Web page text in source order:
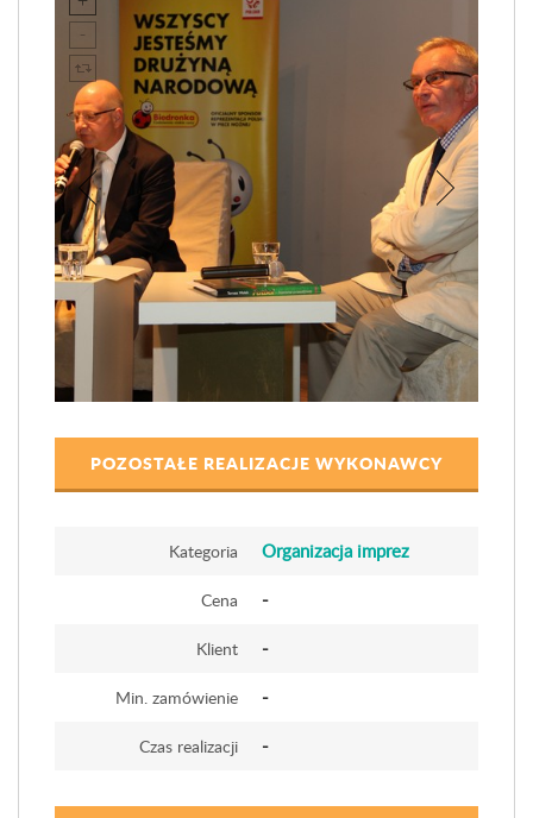
POZOSTAŁE REALIZACJE WYKONAWCY
Kategoria Organizacja imprez
Cena -
Klient -
Min. zamówienie -
Czas realizacji -